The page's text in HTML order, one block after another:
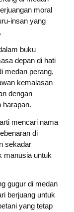
moral
insan yang
buku
depan di hati
medan perang,
kemalasan
dengan
harapan.
mencari nama
di
sekadar
manusia untuk
gugur di medan
berjuang untuk
yang tetap